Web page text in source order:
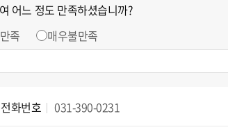
어느 정도 만족하셨습니까?
족 매우불만족
전화번호 031-390-0231